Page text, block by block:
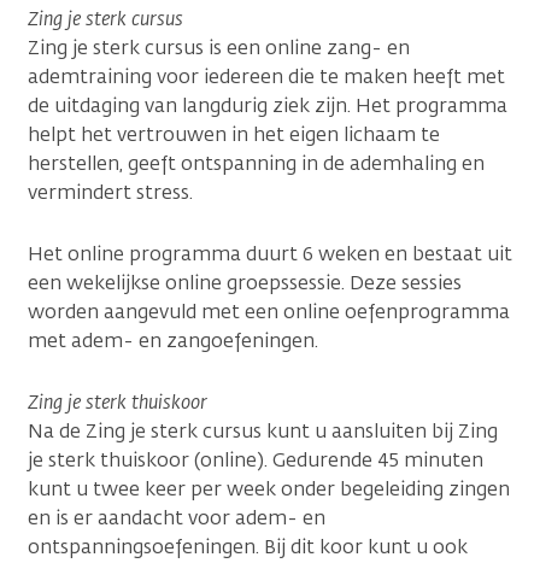
Zing je sterk cursus
Zing je sterk cursus is een online zang- en
ademtraining voor iedereen die te maken heeft met
de uitdaging van langdurig ziek zijn. Het programma
helpt het vertrouwen in het eigen lichaam te
herstellen, geeft ontspanning in de ademhaling en
vermindert stress.
Het online programma duurt 6 weken en bestaat uit
een wekelijkse online groepssessie. Deze sessies
worden aangevuld met een online oefenprogramma
met adem- en zangoefeningen.
Zing je sterk thuiskoor
Na de Zing je sterk cursus kunt u aansluiten bij Zing
je sterk thuiskoor (online). Gedurende 45 minuten
kunt u twee keer per week onder begeleiding zingen
en is er aandacht voor adem- en
ontspanningsoefeningen. Bij dit koor kunt u ook